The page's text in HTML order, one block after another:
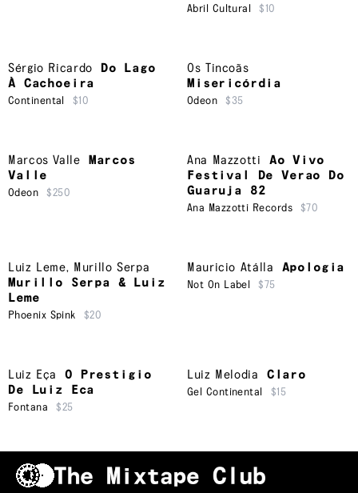
Abril Cultural $10
Sérgio Ricardo
Do Lago
À Cachoeira
Continental $10
Os Tincoãs
Misericórdia
Odeon $35
Marcos Valle
Marcos
Valle
Odeon $250
Ana Mazzotti
Ao Vivo
Festival De Verao Do
Guaruja 82
Ana Mazzotti Records $70
Luiz Leme, Murillo Serpa
Murillo Serpa & Luiz
Leme
Phoenix Spink $20
Mauricio Atálla Apologia
Not On Label $75
Luiz Eça
O Prestigio
De Luiz Eca
Fontana $25
Luiz Melodia Claro
Gel Continental $15